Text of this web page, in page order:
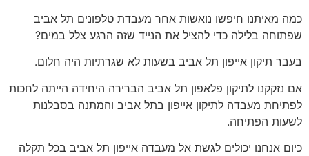
כמה מאיתנו חיפשו נואשות אחר מעבדת טלפונים תל אביב
שפתוחה בלילה כדי להציל את הנייד שזה הרגע צלל במים?
בעבר תיקון אייפון תל אביב בשעות לא שגרתיות היה חלום.
אם נזקקנו לתיקון פלאפון תל אביב הברירה היחידה הייתה לחכות
לפתיחת מעבדה לתיקון אייפון בתל אביב והמתנה בסבלנות
לשעות הפתיחה.
כיום אנחנו יכולים לגשת אל מעבדה אייפון תל אביב בכל תקלה